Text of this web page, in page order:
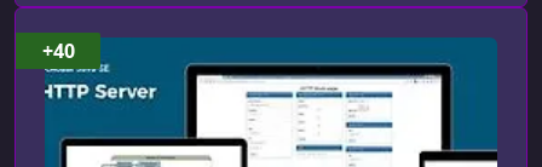
масштабируемых приложений.Что
представляет собой курсКурс создан для
Android‑разработчиков, которые хотят
внедрить реактивный подход в свои проекты и
научиться грамотно работать
+40